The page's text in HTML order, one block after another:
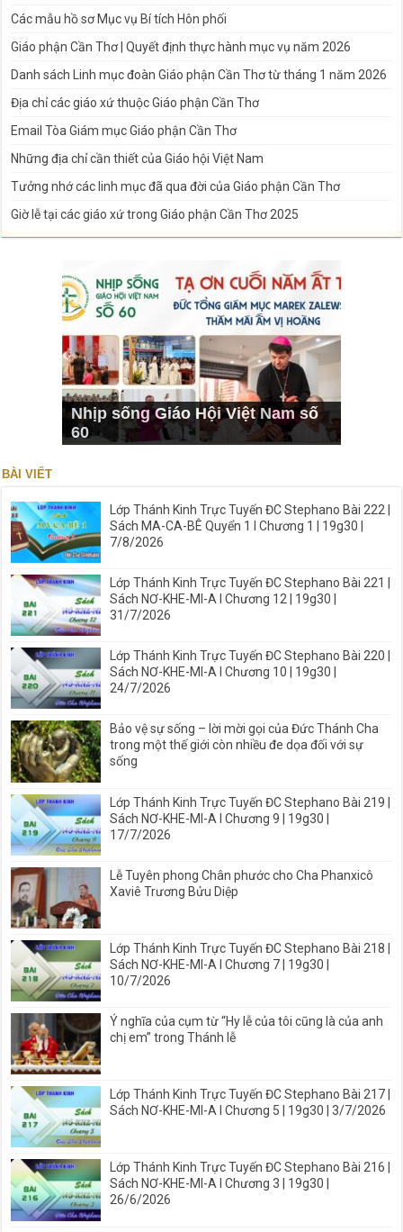
Các mẫu hồ sơ Mục vụ Bí tích Hôn phối
Giáo phận Cần Thơ | Quyết định thực hành mục vụ năm 2026
Danh sách Linh mục đoàn Giáo phận Cần Thơ từ tháng 1 năm 2026
Địa chỉ các giáo xứ thuộc Giáo phận Cần Thơ
Email Tòa Giám mục Giáo phận Cần Thơ
Những địa chỉ cần thiết của Giáo hội Việt Nam
Tưởng nhớ các linh mục đã qua đời của Giáo phận Cần Thơ
Giờ lễ tại các giáo xứ trong Giáo phận Cần Thơ 2025
Nhịp sống Giáo Hội Việt Nam số
60
BÀI VIẾT
Lớp Thánh Kinh Trực Tuyến ĐC Stephano Bài 222 |
Sách MA-CA-BÊ Quyển 1 I Chương 1 | 19g30 |
7/8/2026
Lớp Thánh Kinh Trực Tuyến ĐC Stephano Bài 221 |
Sách NƠ-KHE-MI-A I Chương 12 | 19g30 |
31/7/2026
Lớp Thánh Kinh Trực Tuyến ĐC Stephano Bài 220 |
Sách NƠ-KHE-MI-A I Chương 10 | 19g30 |
24/7/2026
Bảo vệ sự sống – lời mời gọi của Đức Thánh Cha
trong một thế giới còn nhiều đe dọa đối với sự
sống
Lớp Thánh Kinh Trực Tuyến ĐC Stephano Bài 219 |
Sách NƠ-KHE-MI-A I Chương 9 | 19g30 |
17/7/2026
Lễ Tuyên phong Chân phước cho Cha Phanxicô
Xaviê Trương Bửu Diệp
Lớp Thánh Kinh Trực Tuyến ĐC Stephano Bài 218 |
Sách NƠ-KHE-MI-A I Chương 7 | 19g30 |
10/7/2026
Ý nghĩa của cụm từ “Hy lễ của tôi cũng là của anh
chị em” trong Thánh lễ
Lớp Thánh Kinh Trực Tuyến ĐC Stephano Bài 217 |
Sách NƠ-KHE-MI-A I Chương 5 | 19g30 | 3/7/2026
Lớp Thánh Kinh Trực Tuyến ĐC Stephano Bài 216 |
Sách NƠ-KHE-MI-A I Chương 3 | 19g30 |
26/6/2026